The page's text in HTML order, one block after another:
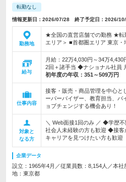
転勤なし
情報更新日：2026/07/28 終了予定日：2026/
勤務地
★全国の直営店舗での勤務 ★転
エリア＞ ■首都圏エリア 東京・
給与
月給：22万4,030円～34万
2回＋諸手当 ◆ナショナル社員
初年度の年収： 351～509万円
仕事内容
接客・販売・商品管理を中心
ーパーバイザー、教育担当、バ
ョブチェンジする機会あり！
対象と
なる方
＼ Web面接1回のみ ／ ◆学歴
社会人未経験の方も歓迎 ◆接客
キャリアを見つけたい方も歓迎
企業データ
設立：1965年4月／従業員数：8,154人／本社
地：東京都